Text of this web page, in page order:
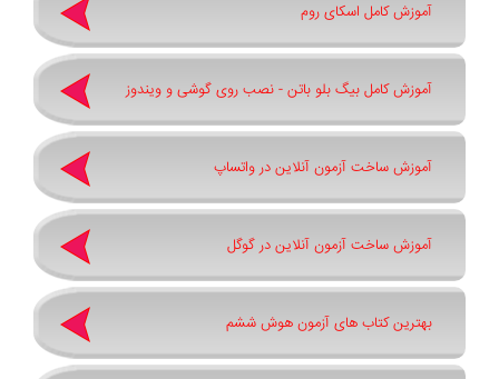
آموزش کامل اسکای روم
آموزش کامل بیگ بلو باتن - نصب روی گوشی و ویندوز
آموزش ساخت آزمون آنلاین در واتساپ
آموزش ساخت آزمون آنلاین در گوگل
بهترین کتاب های آزمون هوش ششم